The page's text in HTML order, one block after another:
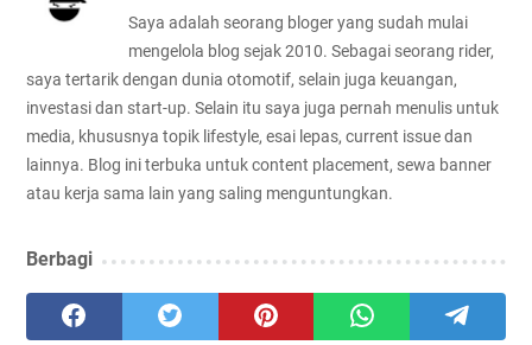
Saya adalah seorang bloger yang sudah mulai
mengelola blog sejak 2010. Sebagai seorang rider,
saya tertarik dengan dunia otomotif, selain juga keuangan,
investasi dan start-up. Selain itu saya juga pernah menulis untuk
media, khususnya topik lifestyle, esai lepas, current issue dan
lainnya. Blog ini terbuka untuk content placement, sewa banner
atau kerja sama lain yang saling menguntungkan.
Berbagi